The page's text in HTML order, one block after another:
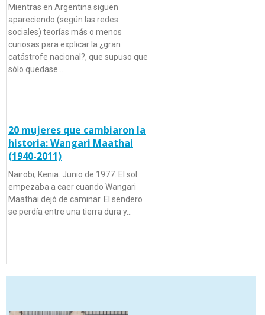
Mientras en Argentina siguen
apareciendo (según las redes
sociales) teorías más o menos
curiosas para explicar la ¿gran
catástrofe nacional?, que supuso que
sólo quedase…
20 mujeres que cambiaron la
historia: Wangari Maathai
(1940-2011)
Nairobi, Kenia. Junio de 1977. El sol
empezaba a caer cuando Wangari
Maathai dejó de caminar. El sendero
se perdía entre una tierra dura y…